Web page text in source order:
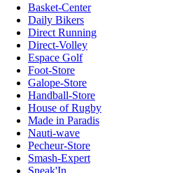
Basket-Center
Daily Bikers
Direct Running
Direct-Volley
Espace Golf
Foot-Store
Galope-Store
Handball-Store
House of Rugby
Made in Paradis
Nauti-wave
Pecheur-Store
Smash-Expert
Sneak'In